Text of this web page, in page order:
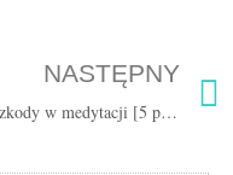
NASTĘPNY
Przeszkody w medytacji [5 przeszkód i jak im zaradzić]